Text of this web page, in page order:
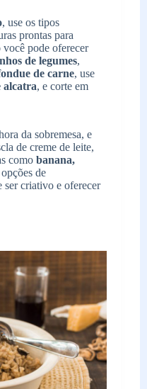
, use os tipos
prontas para
pode oferecer
de legumes,
de carne, use
alcatra, e corte em
da sobremesa, e
de creme de leite,
como banana,
de
ser criativo e oferecer